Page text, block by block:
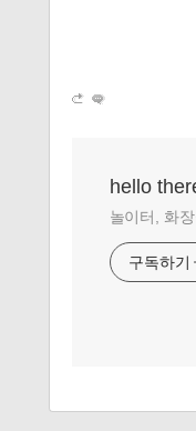
hello
놀이터, 화
구독하기